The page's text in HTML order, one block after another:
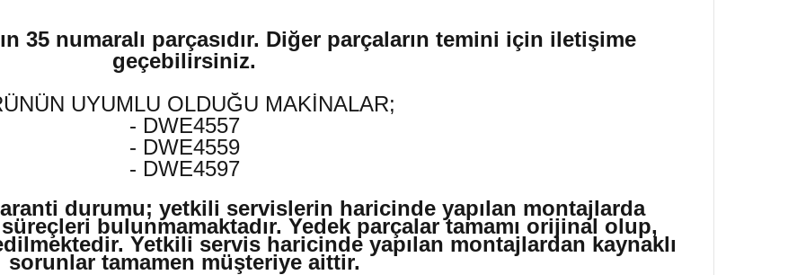
35 numaralı parçasıdır. Diğer parçaların temini için iletişime
geçebilirsiniz.
UYUMLU OLDUĞU MAKİNALAR;
- DWE4557
- DWE4559
- DWE4597
durumu; yetkili servislerin haricinde yapılan montajlarda
bulunmamaktadır. Yedek parçalar tamamı orijinal olup,
Yetkili servis haricinde yapılan montajlardan kaynaklı
sorunlar tamamen müşteriye aittir.